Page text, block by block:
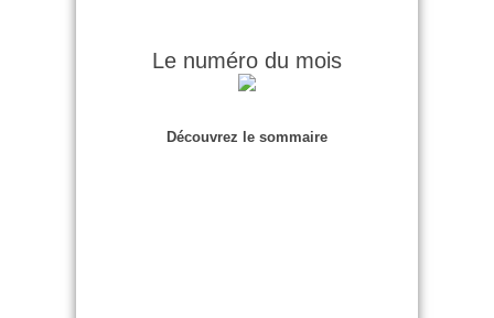
Le numéro du mois
Découvrez le sommaire